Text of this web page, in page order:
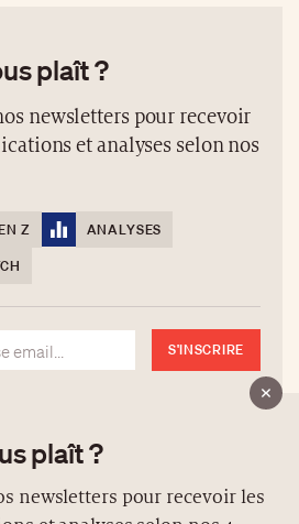
plaît ?
newsletters pour recevoir
et analyses selon nos
Z
ANALYSES
S'INSCRIRE
plaît ?
newsletters pour recevoir les